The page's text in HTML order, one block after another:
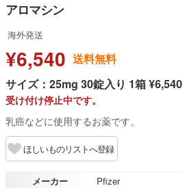
アロマシン
海外発送
¥6,540 送料無料
サイズ：25mg 30錠入り 1箱 ¥6,540
受け付け停止中です。
乳癌などに使用するお薬です。
ほしいものリストへ登録
メーカー
Pfizer